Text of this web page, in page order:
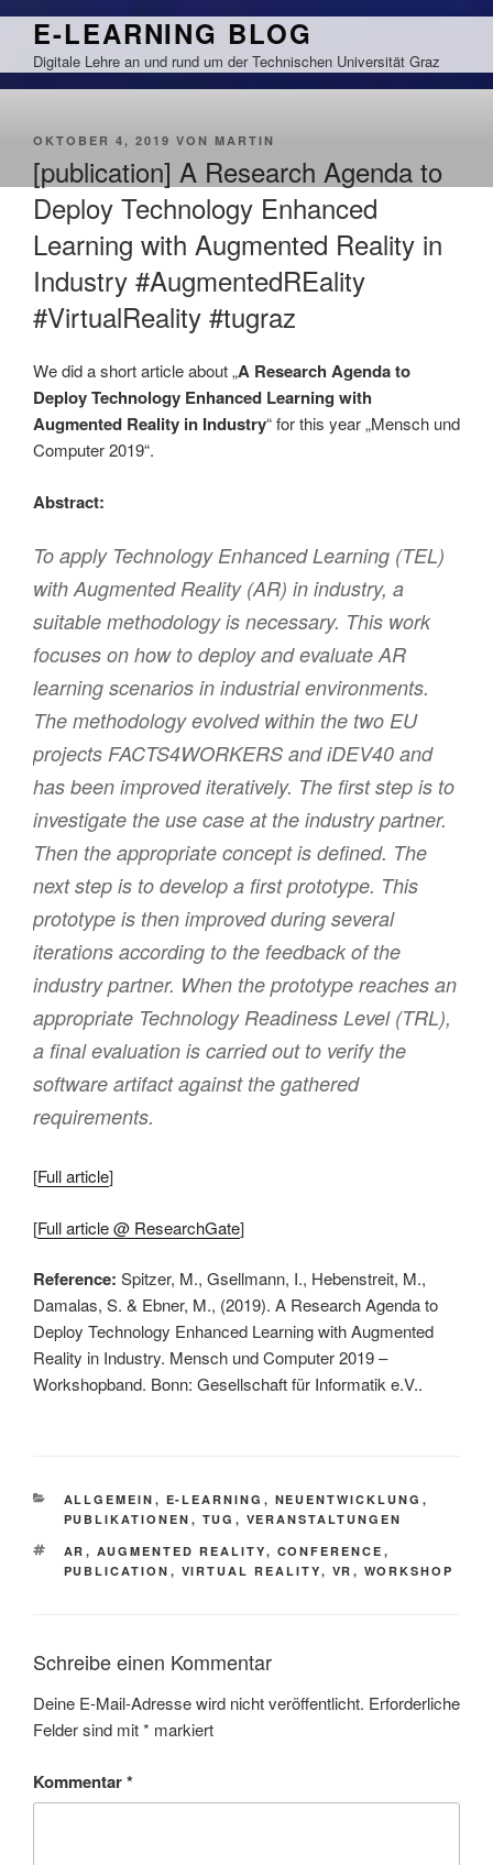
Zum
springen
E-LEARNING BLOG
Digitale Lehre an und rund um der Technischen Universität Graz
VERÖFFENTLICHT
OKTOBER 4, 2019 VON MARTIN
[publication] A Research Agenda to
Deploy Technology Enhanced
Learning with Augmented Reality in
Industry #AugmentedREality
#VirtualReality #tugraz
We did a short article about „A Research Agenda to
Deploy Technology Enhanced Learning with
Augmented Reality in Industry“ for this year „Mensch und
Computer 2019“.
Abstract:
To apply Technology Enhanced Learning (TEL)
with Augmented Reality (AR) in industry, a
suitable methodology is necessary. This work
focuses on how to deploy and evaluate AR
learning scenarios in industrial environments.
The methodology evolved within the two EU
projects FACTS4WORKERS and iDEV40 and
has been improved iteratively. The first step is to
investigate the use case at the industry partner.
Then the appropriate concept is defined. The
next step is to develop a first prototype. This
prototype is then improved during several
iterations according to the feedback of the
industry partner. When the prototype reaches an
appropriate Technology Readiness Level (TRL),
a final evaluation is carried out to verify the
software artifact against the gathered
requirements.
[Full article]
[Full article @ ResearchGate]
Reference: Spitzer, M., Gsellmann, I., Hebenstreit, M.,
Damalas, S. & Ebner, M., (2019). A Research Agenda to
Deploy Technology Enhanced Learning with Augmented
Reality in Industry. Mensch und Computer 2019 –
Workshopband. Bonn: Gesellschaft für Informatik e.V..
KATEGORIEN
ALLGEMEIN , E-LEARNING , NEUENTWICKLUNG ,
PUBLIKATIONEN , TUG , VERANSTALTUNGEN
SCHLAGWÖRTER
AR , AUGMENTED REALITY, CONFERENCE ,
PUBLICATION , VIRTUAL REALITY, VR , WORKSHOP
Schreibe einen Kommentar
Deine E-Mail-Adresse wird nicht veröffentlicht. Erforderliche
Felder sind mit* markiert
Kommentar*